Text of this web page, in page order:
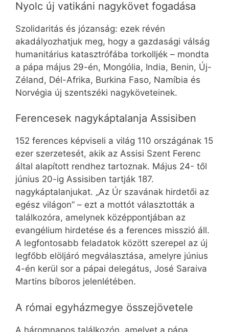
Nyolc új vatikáni nagykövet fogadása
Szolidaritás és józanság: ezek révén
akadályozhatjuk meg, hogy a gazdasági válság
humanitárius katasztrófába torkolljék – mondta
a pápa május 29-én, Mongólia, India, Benin, Új-
Zéland, Dél-Afrika, Burkina Faso, Namíbia és
Norvégia új szentszéki nagyköveteinek.
Ferencesek nagykáptalanja Assisiben
152 ferences képviseli a világ 110 országának 15
ezer szerzetesét, akik az Assisi Szent Ferenc
által alapított rendhez tartoznak. Május 24- től
június 20-ig Assisiben tartják 187.
nagykáptalanjukat. „Az Úr szavának hirdetői az
egész világon” – ezt a mottót választották a
találkozóra, amelynek középpontjában az
evangélium hirdetése és a ferences misszió áll.
A legfontosabb feladatok között szerepel az új
legfőbb elöljáró megválasztása, amelyre június
4-én kerül sor a pápai delegátus, José Saraiva
Martins bíboros jelenlétében.
A római egyházmegye összejövetele
A háromnapos találkozón, amelyet a pápa